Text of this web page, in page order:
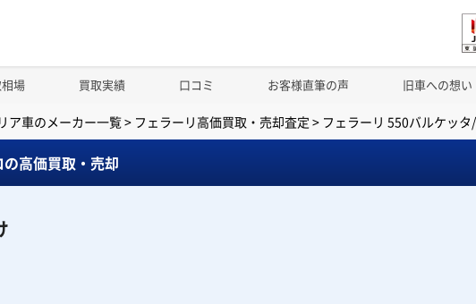
場 買取実績 口コミ お客様直筆の声 旧車への想い
ア車のメーカー一覧> フェラーリ高価買取・売却査定 > フェラーリ 550バルケッ
高価買取・売却